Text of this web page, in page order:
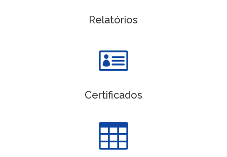
Relatórios

Certificados
